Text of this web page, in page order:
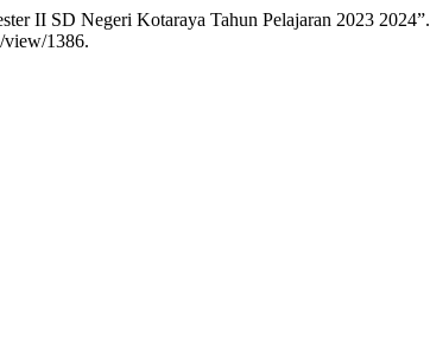
II SD Negeri Kotaraya Tahun Pelajaran 2023 2024”.
view/1386.